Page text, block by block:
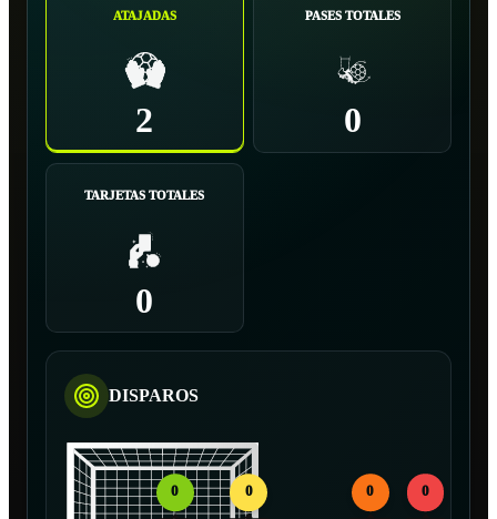
ATAJADAS
2
PASES TOTALES
0
TARJETAS TOTALES
0
DISPAROS
0 0 0 0